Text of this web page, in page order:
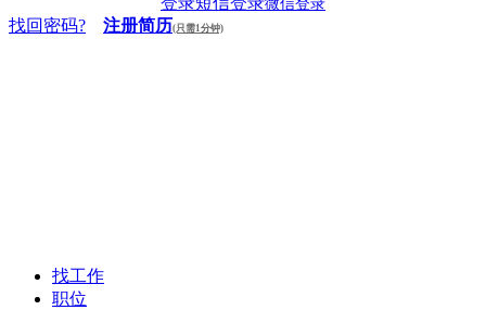
微信登录
找回密码? 注册简历(只需1分钟)
找工作
职位